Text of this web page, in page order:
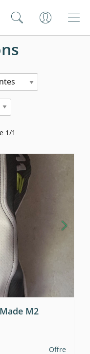
1/1
M2
Offre